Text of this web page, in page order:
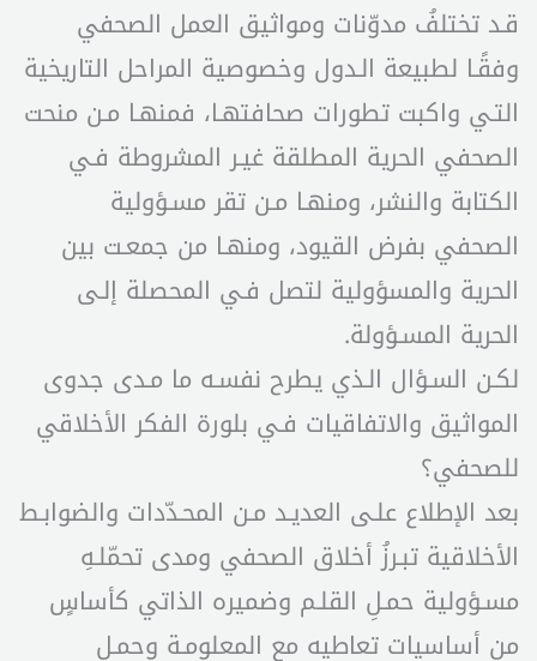
قـد تختلفُ مدوّنات ومواثيق العمل الصحفي
وفقًـا لطبيعة الـدول وخصوصية المراحل التاريخية
التـي واكبت تطورات صحافتهـا، فمنهـا مـن منحت
الصحفي الحرية المطلقة غيـر المشروطة فـي
الكتابة والنشر، ومنهـا مـن تقر مسـؤولية
الصحفي بفرض القيود، ومنهـا من جمعـت بين
الحرية والمسؤولية لتصل فـي المحصلة إلـى
الحرية المسـؤولة.
لكـن السـؤال الـذي يطرح نفسـه ما مـدى جدوى
المواثيق والاتفاقيات فـي بلورة الفكر الأخلاقي
للصحفي؟
بعد الإطلاع علـى العديـد مـن المحـدّدات والضوابـط
الأخلاقية تبـرزُ أخلاق الصحفي ومدى تحمّلـهِ
مسـؤولية حمـلِ القلـم وضميره الذاتي كأساسٍ
من أساسيات تعاطيه مع المعلومـة وحمـل